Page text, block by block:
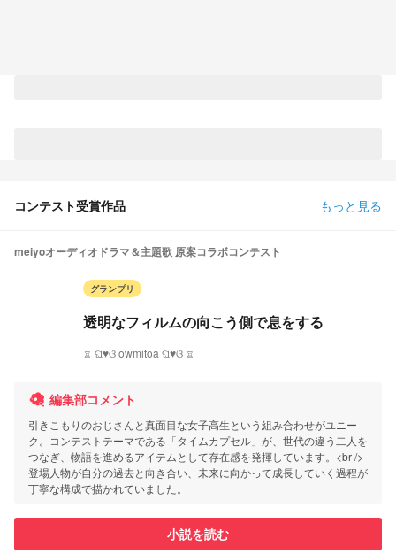
コンテスト受賞作品 もっと見る
meiyoオーディオドラマ＆主題歌 原案コラボコンテスト
グランプリ
透明なフィルムの向こう側で息をする
♖ ଘ♥ଓ owmitoa ଘ♥ଓ ♖
編集部コメント
引きこもりのおじさんと真面目な女子高生という組み合わせがユニー
ク。コンテストテーマである「タイムカプセル」が、世代の違う二人を
つなぎ、物語を進めるアイテムとして存在感を発揮しています。<br />
登場人物が自分の過去と向き合い、未来に向かって成長していく過程が
丁寧な構成で描かれていました。
小説を読む